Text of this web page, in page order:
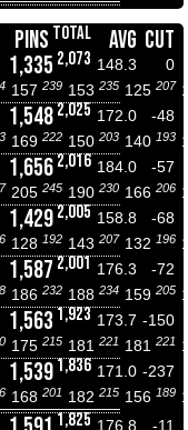
PINS TOTAL AVG CUT
1,335 2,073 148.3 0
157 239 153 235 125 207
1,5482,025 172.0 -48
169 222 150 203 140 193
1,6562,016 184.0 -57
205 245 190 230 166 206
1,4292,005 158.8 -68
128 192 143 207 132 196
1,587 2,001 176.3 -72
186 232 188 234 159 205
1,563 1,923 173.7 -150
175 215 181 221 181 221
1,5391,836 171.0 -237
168 201 182 215 156 189
1,825 176.8 -11